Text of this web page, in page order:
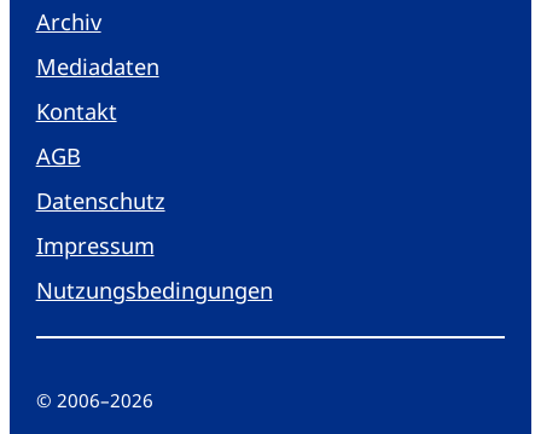
Archiv
Mediadaten
Kontakt
AGB
Datenschutz
Impressum
Nutzungsbedingungen
© 2006–2026